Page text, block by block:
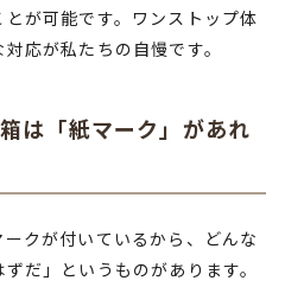
が可能です。ワンストップ体
応が私たちの自慢です。
は「紙マーク」があれ
クが付いているから、どんな
だ」というものがあります。